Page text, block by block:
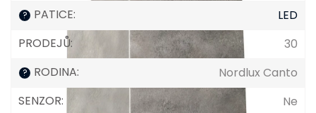
? PATICE:
LED
PRODEJŮ: 30
? RODINA:
Nordlux Canto
SENZOR: Ne